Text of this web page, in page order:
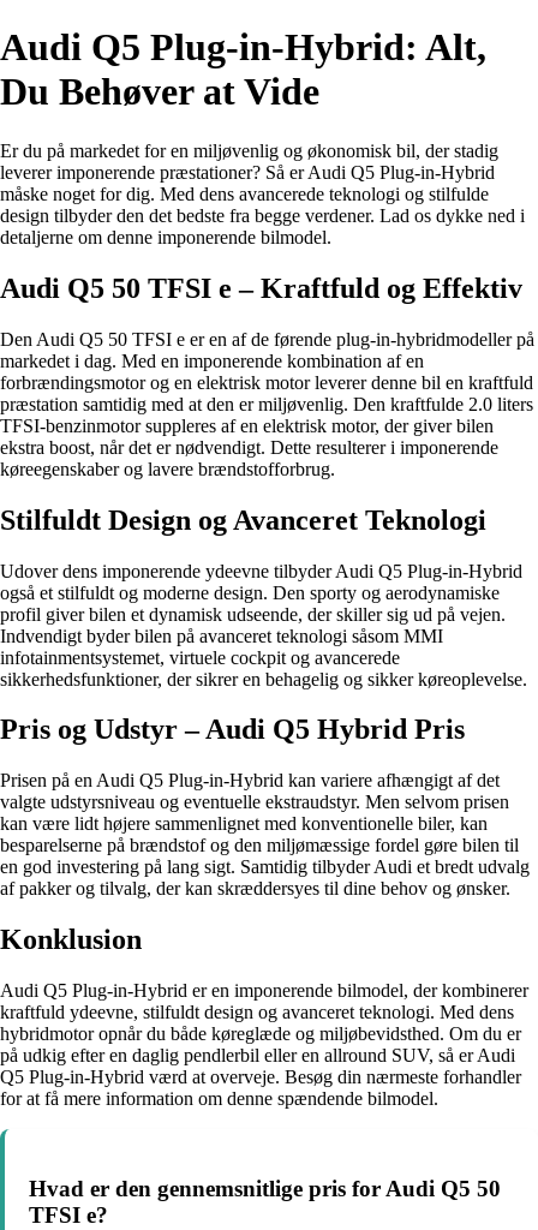
Audi Q5 Plug-in-Hybrid: Alt,
Du Behøver at Vide
Er du på markedet for en miljøvenlig og økonomisk bil, der stadig
leverer imponerende præstationer? Så er Audi Q5 Plug-in-Hybrid
måske noget for dig. Med dens avancerede teknologi og stilfulde
design tilbyder den det bedste fra begge verdener. Lad os dykke ned i
detaljerne om denne imponerende bilmodel.
Audi Q5 50 TFSI e – Kraftfuld og Effektiv
Den Audi Q5 50 TFSI e er en af de førende plug-in-hybridmodeller på
markedet i dag. Med en imponerende kombination af en
forbrændingsmotor og en elektrisk motor leverer denne bil en kraftfuld
præstation samtidig med at den er miljøvenlig. Den kraftfulde 2.0 liters
TFSI-benzinmotor suppleres af en elektrisk motor, der giver bilen
ekstra boost, når det er nødvendigt. Dette resulterer i imponerende
køreegenskaber og lavere brændstofforbrug.
Stilfuldt Design og Avanceret Teknologi
Udover dens imponerende ydeevne tilbyder Audi Q5 Plug-in-Hybrid
også et stilfuldt og moderne design. Den sporty og aerodynamiske
profil giver bilen et dynamisk udseende, der skiller sig ud på vejen.
Indvendigt byder bilen på avanceret teknologi såsom MMI
infotainmentsystemet, virtuele cockpit og avancerede
sikkerhedsfunktioner, der sikrer en behagelig og sikker køreoplevelse.
Pris og Udstyr – Audi Q5 Hybrid Pris
Prisen på en Audi Q5 Plug-in-Hybrid kan variere afhængigt af det
valgte udstyrsniveau og eventuelle ekstraudstyr. Men selvom prisen
kan være lidt højere sammenlignet med konventionelle biler, kan
besparelserne på brændstof og den miljømæssige fordel gøre bilen til
en god investering på lang sigt. Samtidig tilbyder Audi et bredt udvalg
af pakker og tilvalg, der kan skræddersyes til dine behov og ønsker.
Konklusion
Audi Q5 Plug-in-Hybrid er en imponerende bilmodel, der kombinerer
kraftfuld ydeevne, stilfuldt design og avanceret teknologi. Med dens
hybridmotor opnår du både køreglæde og miljøbevidsthed. Om du er
på udkig efter en daglig pendlerbil eller en allround SUV, så er Audi
Q5 Plug-in-Hybrid værd at overveje. Besøg din nærmeste forhandler
for at få mere information om denne spændende bilmodel.
Hvad er den gennemsnitlige pris for Audi Q5 50
TFSI e?